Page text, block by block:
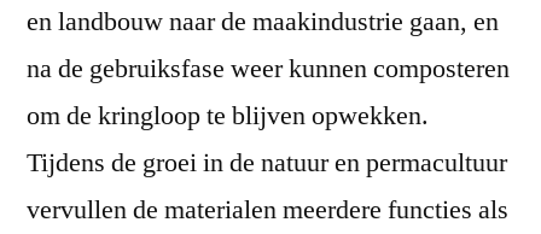
en landbouw naar de maakindustrie gaan, en
na de gebruiksfase weer kunnen composteren
om de kringloop te blijven opwekken.
Tijdens de groei in de natuur en permacultuur
vervullen de materialen meerdere functies als